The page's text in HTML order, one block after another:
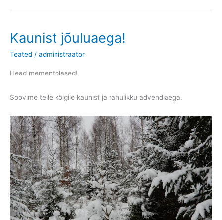
Aastat!
Kaunist jõuluaega!
Teated / administraator
Head mementolased!
Soovime teile kõigile kaunist ja rahulikku advendiaega.